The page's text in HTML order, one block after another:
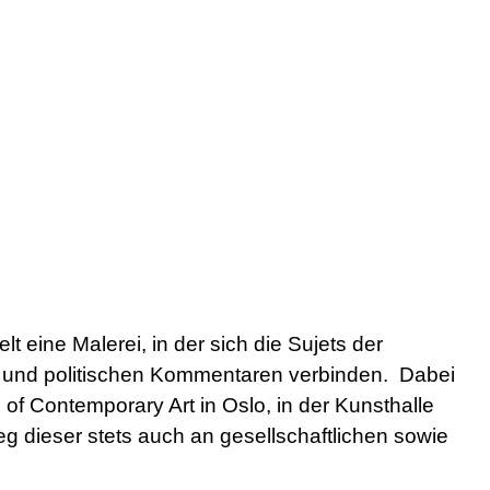
eine Malerei, in der sich die Sujets der
politischen Kommentaren verbinden. Dabei
Contemporary Art in Oslo, in der Kunsthalle
dieser stets auch an gesellschaftlichen sowie